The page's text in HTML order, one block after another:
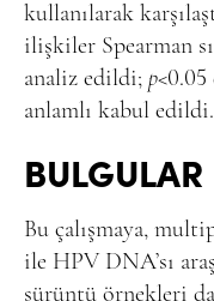
kullanılarak
ilişkiler Spearman
analiz edildi; p
anlamlı kabul edildi.
BULGULAR
Bu çalışmaya,
ile HPV DNA’sı
sürüntü örnekleri